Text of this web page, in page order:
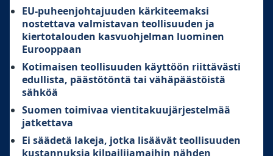
EU-puheenjohtajuuden kärkiteemaksi
nostettava valmistavan teollisuuden ja
kiertotalouden kasvuohjelman luominen
Eurooppaan
Kotimaisen teollisuuden käyttöön riittävästi
edullista, päästötöntä tai vähäpäästöistä
sähköä
Suomen toimivaa vientitakuujärjestelmää
jatkettava
Ei säädetä lakeja, jotka lisäävät teollisuuden
kustannuksia kilpailijamaihin nähden